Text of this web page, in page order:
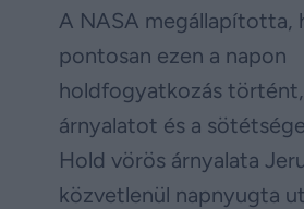
A NASA megállapította,
pontosan ezen a napon
holdfogyatkozás
árnyalatot és a
Hold vörös árnyalata
közvetlenül napnyugta